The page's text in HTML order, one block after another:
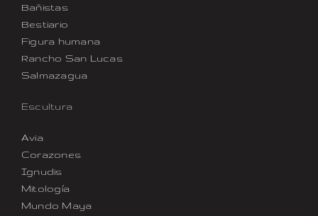
Bañistas
Bestiario
Figura humana
Rancho San Lucas
Salmazagua
Escultura
Avia
Corazones
Ignudis
Mitología
Mundo Maya